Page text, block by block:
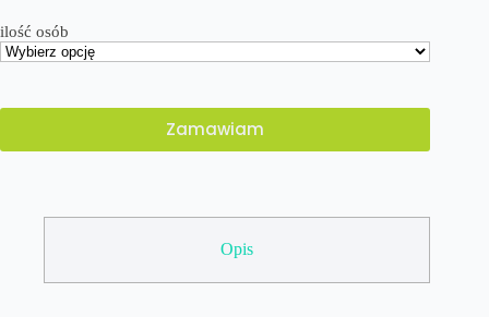
ilość osób
Zamawiam
Opis